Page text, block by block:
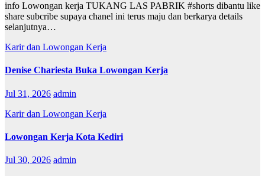
info Lowongan kerja TUKANG LAS PABRIK #shorts dibantu like
share subcribe supaya chanel ini terus maju dan berkarya details
selanjutnya…
Karir dan Lowongan Kerja
Denise Chariesta Buka Lowongan Kerja
Jul 31, 2026 admin
Karir dan Lowongan Kerja
Lowongan Kerja Kota Kediri
Jul 30, 2026 admin